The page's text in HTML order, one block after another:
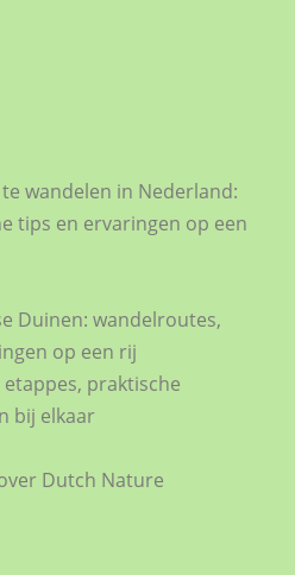
wandelen in Nederland:
tips en ervaringen op een
Duinen: wandelroutes,
op een rij
praktische
bij elkaar
Dutch Nature